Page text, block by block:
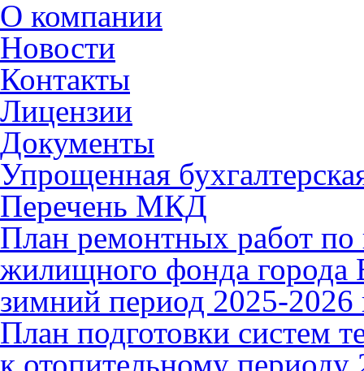
О компании
Новости
Контакты
Лицензии
Документы
Упрощенная
Перечень МКД
План ремонтных работ по
жилищного фонда города
зимний период 2025-2026
План подготовки систем